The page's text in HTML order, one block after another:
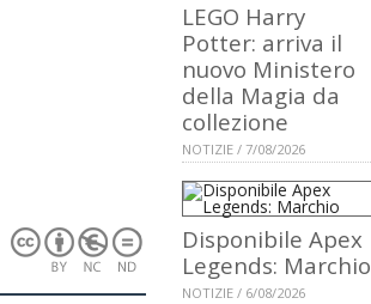
LEGO Harry
Potter: arriva il
nuovo Ministero
della Magia da
collezione
NOTIZIE / 7/08/2026
Disponibile Apex
Legends: Marchio
NOTIZIE / 6/08/2026